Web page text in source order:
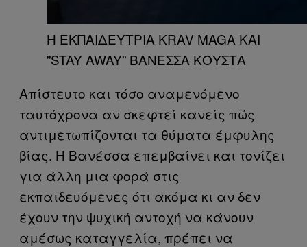
Η ΕΚΠΑΙΔΕΥΤΡΙΑ KRAV MAGA KAI
”STAY AWAY” ΒΑΝΕΣΣΑ ΚΟΥΣΤΑ
Απίστευτο και τόσο αναμενόμενο
ταυτόχρονα αν σκεφτεί κανείς πώς
αντιμετωπίζονται τα θύματα έμφυλης
βίας. Η Βανέσσα επεμβαίνει και τονίζει
για άλλη μια φορά στις
εκπαιδευόμενες ότι ακόμα κι αν δεν
έχουν την ψυχική αντοχή να κάνουν
αμέσως καταγγελία, πρέπει να